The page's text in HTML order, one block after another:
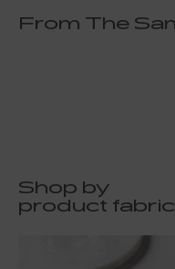
From The
Shop by
product fabric